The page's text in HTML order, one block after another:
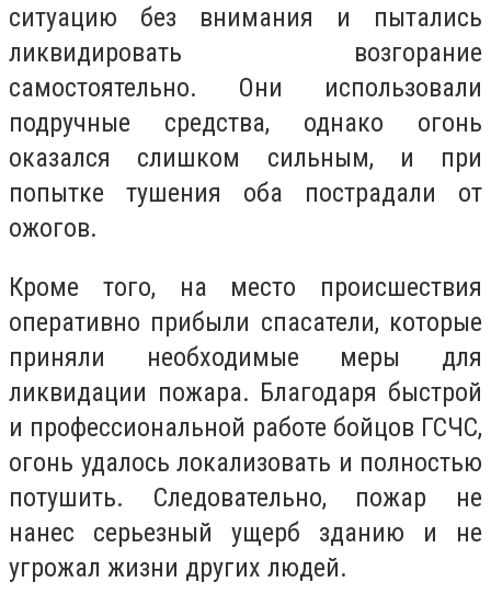
ситуацию без внимания и пытались
ликвидировать возгорание
самостоятельно. Они использовали
подручные средства, однако огонь
оказался слишком сильным, и при
попытке тушения оба пострадали от
ожогов.
Кроме того, на место происшествия
оперативно прибыли спасатели, которые
приняли необходимые меры для
ликвидации пожара. Благодаря быстрой
и профессиональной работе бойцов ГСЧС,
огонь удалось локализовать и полностью
потушить. Следовательно, пожар не
нанес серьезный ущерб зданию и не
угрожал жизни других людей.